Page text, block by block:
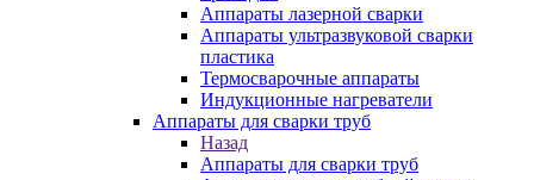
Аппараты лазерной сварки
Аппараты ультразвуковой сварки
пластика
Термосварочные аппараты
Индукционные нагреватели
Аппараты для сварки труб
Назад
Аппараты для сварки труб